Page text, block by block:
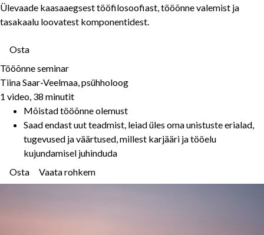
Ülevaade kaasaaegsest tööfilosoofiast, tööõnne valemist ja
tasakaalu loovatest komponentidest.
Osta
Tööõnne seminar
Tiina Saar-Veelmaa, psühholoog
1 video, 38 minutit
Mõistad tööõnne olemust
Saad endast uut teadmist, leiad üles oma unistuste erialad,
tugevused ja väärtused, millest karjääri ja tööelu
kujundamisel juhinduda
Osta
Vaata rohkem